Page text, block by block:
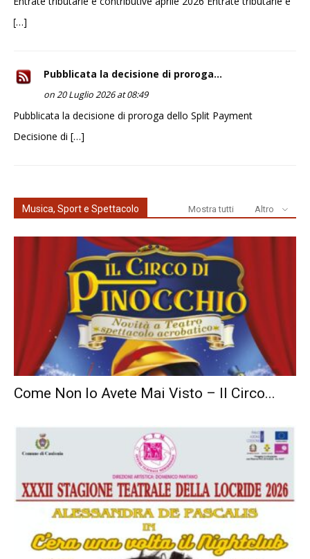
[…]
Pubblicata la decisione di proroga...
on 20 Luglio 2026 at 08:49
Pubblicata la decisione di proroga dello Split Payment
Decisione di […]
Musica, Sport e Spettacolo Mostra tutti Altro
Come Non lo Avete Mai Visto – Il Circo...